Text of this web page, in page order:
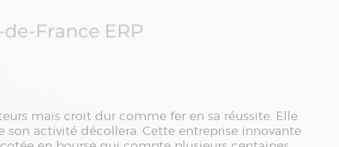
mais croit dur comme fer en sa réussite. Elle
son activité décollera. Cette entreprise innovante